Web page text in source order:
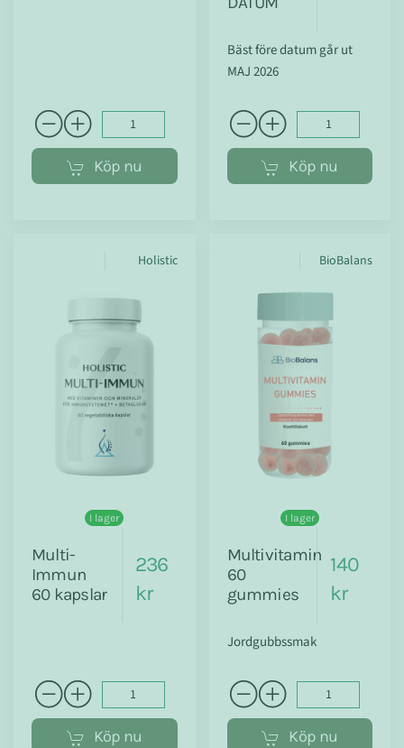
Köp nu
Bäst före datum går ut
MAJ 2026
Köp nu
Holistic
I lager
Multi-
Immun
60 kapslar
236
kr
Köp nu
BioBalans
I lager
Multivitamin
60
gummies
140
kr
Jordgubbssmak
Köp nu